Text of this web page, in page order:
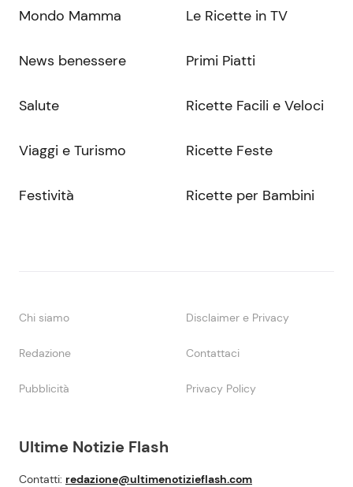
Ultime Notizie Flash
Contatti: redazione@ultimenotizieflash.com
Mondo Mamma
News benessere
Salute
Viaggi e Turismo
Festività
Le Ricette in TV
Primi Piatti
Ricette Facili e Veloci
Ricette Feste
Ricette per Bambini
Chi siamo Disclaimer e Privacy
Redazione Contattaci
Pubblicità Privacy Policy